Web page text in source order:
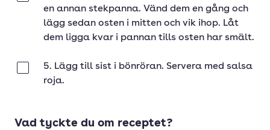
en annan stekpanna. Vänd dem en gång och
lägg sedan osten i mitten och vik ihop. Låt
dem ligga kvar i pannan tills osten har smält.
5. Lägg till sist i bönröran. Servera med salsa
roja.
Vad tyckte du om receptet?